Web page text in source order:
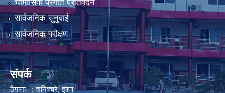
चौमासिक प्रगति प्रतिवेदन
सार्वजनिक सुनुवाई
सार्वजनिक परीक्षण
संपर्क
ठेगाना : शनिश्चरे, झापा